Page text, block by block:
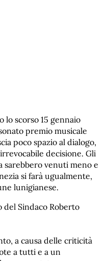
lo scorso 15 gennaio
premio musicale
poco spazio al dialogo,
decisione. Gli
sarebbero venuti meno e
si farà ugualmente,
lunigianese.
Sindaco Roberto
a causa delle criticità
a tutti e a un